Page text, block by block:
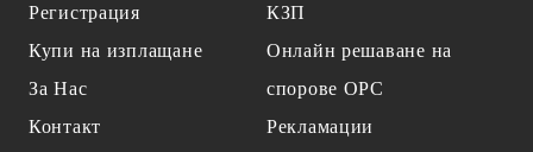
Регистрация
Купи на изплащане
За Нас
Контакт
КЗП
Онлайн решаване на
спорове OPC
Рекламации